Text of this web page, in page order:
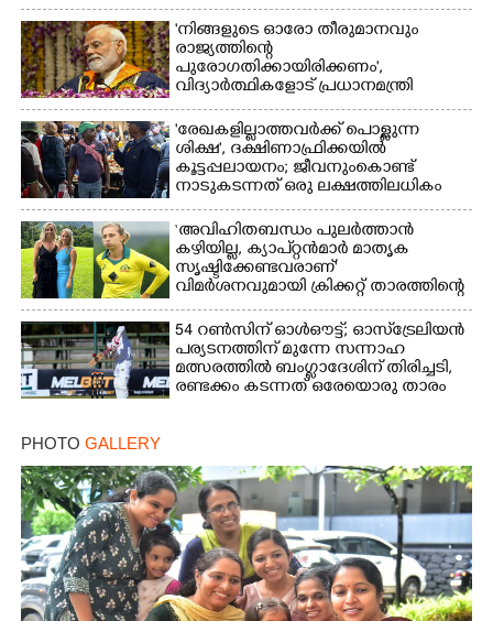
'നിങ്ങളുടെ ഓരോ തീരുമാനവും
രാജ്യത്തിന്റെ
പുരോഗതിക്കായിരിക്കണം',​
വിദ്യാർത്ഥികളോട് പ്രധാനമന്ത്രി
'രേഖകളില്ലാത്തവർക്ക് പൊള്ളുന്ന
ശിക്ഷ', ദക്ഷിണാഫ്രിക്കയിൽ
കൂട്ടപ്പലായനം; ജീവനുംകൊണ്ട്
നാടുകടന്നത് ഒരു ലക്ഷത്തിലധികം
പേർ
‘അവിഹിതബന്ധം പുലർത്താൻ
കഴിയില്ല,​ ക്യാപ്റ്റൻമാർ മാതൃക
സൃഷ്ടിക്കേണ്ടവരാണ്'
വിമർശനവുമായി ക്രിക്കറ്റ് താരത്തിന്റെ
ഭാര്യ
54 റൺസിന് ഓൾഔട്ട്; ഓസ്‌ട്രേലിയൻ
പര്യടനത്തിന് മുന്നേ സന്നാഹ
മത്സരത്തിൽ ബംഗ്ലാദേശിന് തിരിച്ചടി,
രണ്ടക്കം കടന്നത് ഒരേയൊരു താരം
PHOTO GALLERY